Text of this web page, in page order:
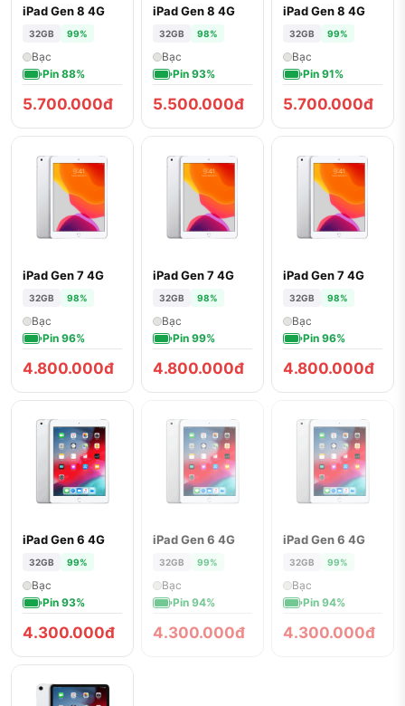
iPad Gen 8 4G
32GB 99%
Bạc
Pin 88%
5.700.000đ
iPad Gen 8 4G
32GB 98%
Bạc
Pin 93%
5.500.000đ
iPad Gen 8 4G
32GB 99%
Bạc
Pin 91%
5.700.000đ
iPad Gen 7 4G
32GB 98%
Bạc
Pin 96%
4.800.000đ
iPad Gen 7 4G
32GB 98%
Bạc
Pin 99%
4.800.000đ
iPad Gen 7 4G
32GB 98%
Bạc
Pin 96%
4.800.000đ
iPad Gen 6 4G
32GB 99%
Bạc
Pin 93%
4.300.000đ
ĐÃ BÁN
iPad Gen 6 4G
32GB 99%
Bạc
Pin 94%
4.300.000đ
ĐÃ BÁN
iPad Gen 6 4G
32GB 99%
Bạc
Pin 94%
4.300.000đ